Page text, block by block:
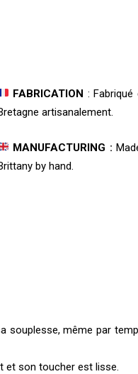
FABRICATION :
artisanalement.
MANUFACTURING :
by hand.
souplesse, même par
et son toucher est lisse.